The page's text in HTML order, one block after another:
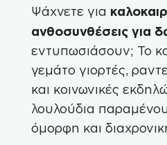
Ψάχνετε για
ανθοσυνθέσεις για
εντυπωσιάσουν; Το
γεμάτο γιορτές,
και κοινωνικές
λουλούδια
όμορφη και